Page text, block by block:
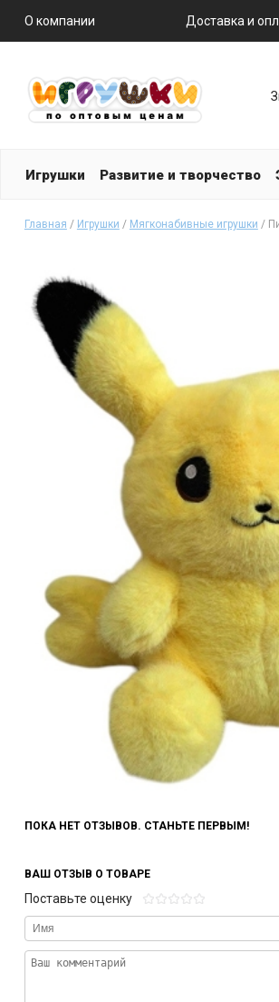
О компании Доставка и
Игрушки Развитие и творчество
Главная / Игрушки / Мягконабивные игрушки /
ПОКА НЕТ ОТЗЫВОВ. СТАНЬТЕ ПЕРВЫМ!
ВАШ ОТЗЫВ О ТОВАРЕ
Поставьте оценку